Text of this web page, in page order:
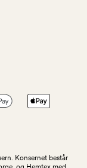
Konsernet består